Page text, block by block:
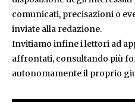
comunicati, precisazioni o
inviate alla redazione.
Invitiamo infine i lettori ad
affrontati, consultando più
autonomamente il proprio